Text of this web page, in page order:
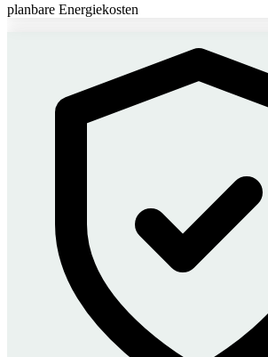
planbare Energiekosten